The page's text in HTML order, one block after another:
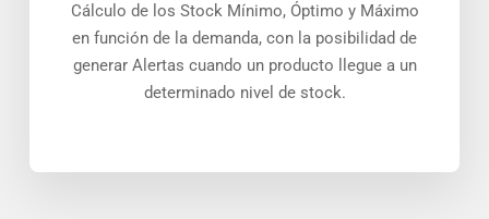
Cálculo de los Stock Mínimo, Óptimo y Máximo
en función de la demanda, con la posibilidad de
generar Alertas cuando un producto llegue a un
determinado nivel de stock.